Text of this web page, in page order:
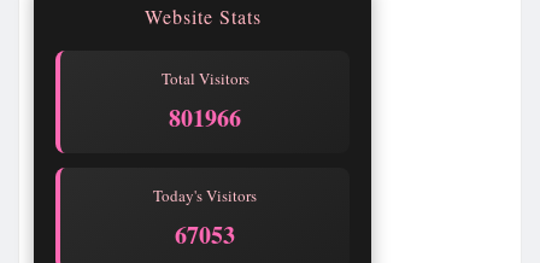
Website Stats
Total Visitors
801967
Today's Visitors
67054